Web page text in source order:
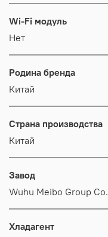
Wi-Fi модуль
Нет
Родина бренда
Китай
Страна производства
Китай
Завод
Wuhu Meibo Group Co.
Хладагент